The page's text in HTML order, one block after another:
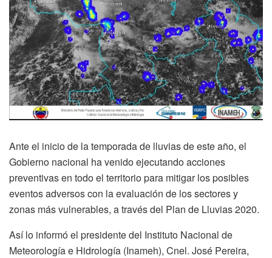
Ante el inicio de la temporada de lluvias de este año, el
Gobierno nacional ha venido ejecutando acciones
preventivas en todo el territorio para mitigar los posibles
eventos adversos con la evaluación de los sectores y
zonas más vulnerables, a través del Plan de Lluvias 2020.
Así lo informó el presidente del Instituto Nacional de
Meteorología e Hidrología (Inameh), Cnel. José Pereira,